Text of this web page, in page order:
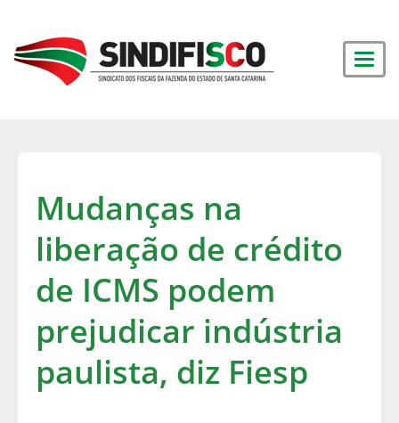
Mudanças na
liberação de crédito
de ICMS podem
prejudicar indústria
paulista, diz Fiesp